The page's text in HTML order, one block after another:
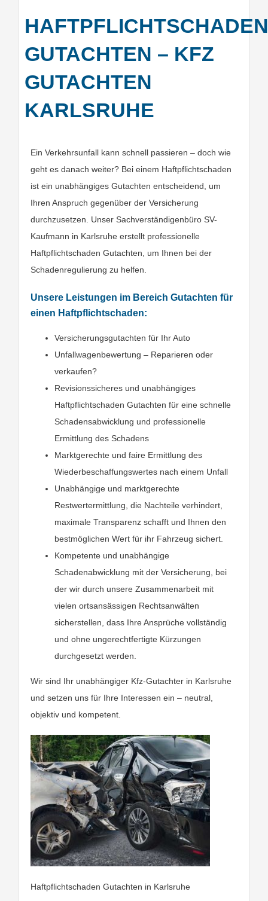
HAFTPFLICHTSCHADEN
GUTACHTEN – KFZ
GUTACHTEN
KARLSRUHE
Ein Verkehrsunfall kann schnell passieren – doch wie
geht es danach weiter? Bei einem Haftpflichtschaden
ist ein unabhängiges Gutachten entscheidend, um
Ihren Anspruch gegenüber der Versicherung
durchzusetzen. Unser Sachverständigenbüro SV-
Kaufmann in Karlsruhe erstellt professionelle
Haftpflichtschaden Gutachten, um Ihnen bei der
Schadenregulierung zu helfen.
Unsere Leistungen im Bereich Gutachten für
einen Haftpflichtschaden:
Versicherungsgutachten für Ihr Auto
Unfallwagenbewertung – Reparieren oder
verkaufen?
Revisionssicheres und unabhängiges
Haftpflichtschaden Gutachten für eine schnelle
Schadensabwicklung und professionelle
Ermittlung des Schadens
Marktgerechte und faire Ermittlung des
Wiederbeschaffungswertes nach einem Unfall
Unabhängige und marktgerechte
Restwertermittlung, die Nachteile verhindert,
maximale Transparenz schafft und Ihnen den
bestmöglichen Wert für ihr Fahrzeug sichert.
Kompetente und unabhängige
Schadenabwicklung mit der Versicherung, bei
der wir durch unsere Zusammenarbeit mit
vielen ortsansässigen Rechtsanwälten
sicherstellen, dass Ihre Ansprüche vollständig
und ohne ungerechtfertigte Kürzungen
durchgesetzt werden.
Wir sind Ihr unabhängiger Kfz-Gutachter in Karlsruhe
und setzen uns für Ihre Interessen ein – neutral,
objektiv und kompetent.
Haftpflichtschaden Gutachten in Karlsruhe